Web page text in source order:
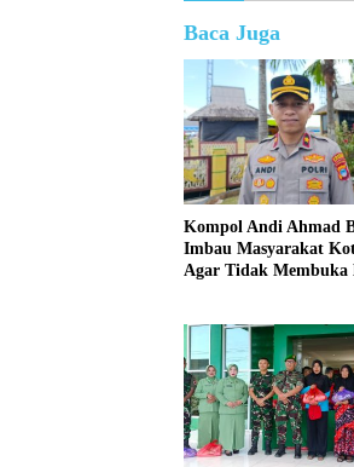
Baca Juga
Kompol Andi Ahmad
Imbau Masyarakat
Agar Tidak Membuka